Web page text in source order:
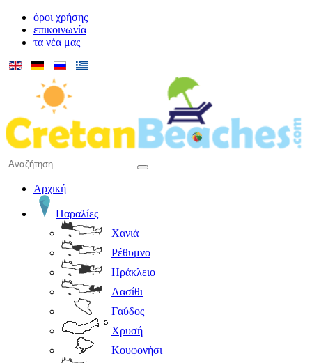
όροι χρήσης
επικοινωνία
τα νέα μας
Αρχική
Παραλίες
Χανιά
Ρέθυμνο
Ηράκλειο
Λασίθι
Γαύδος
Χρυσή
Κουφονήσι